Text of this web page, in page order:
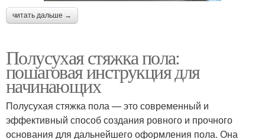
читать дальше →
Полусухая стяжка пола:
пошаговая инструкция для
начинающих
Полусухая стяжка пола — это современный и
эффективный способ создания ровного и прочного
основания для дальнейшего оформления пола. Она